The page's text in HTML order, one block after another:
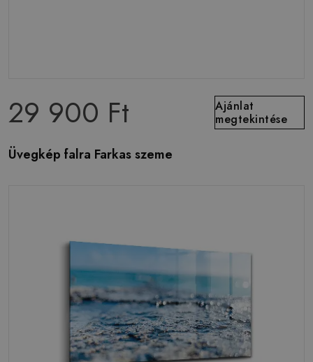
29 900 Ft
Ajánlat
megtekintése
Üvegkép falra Farkas szeme